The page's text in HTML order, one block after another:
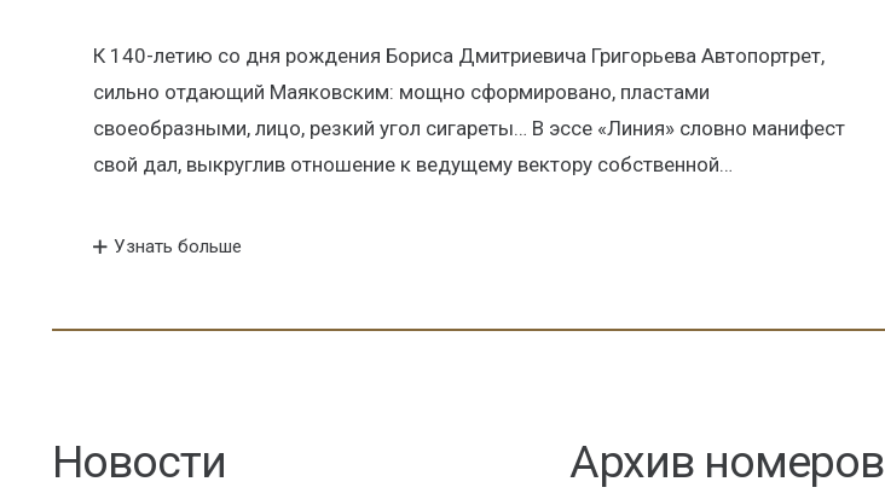
К 140-летию со дня рождения Бориса Дмитриевича Григорьева Автопортрет,
сильно отдающий Маяковским: мощно сформировано, пластами
своеобразными, лицо, резкий угол сигареты… В эссе «Линия» словно манифест
свой дал, выкруглив отношение к ведущему вектору собственной…
Узнать больше
Новости Архив номеров